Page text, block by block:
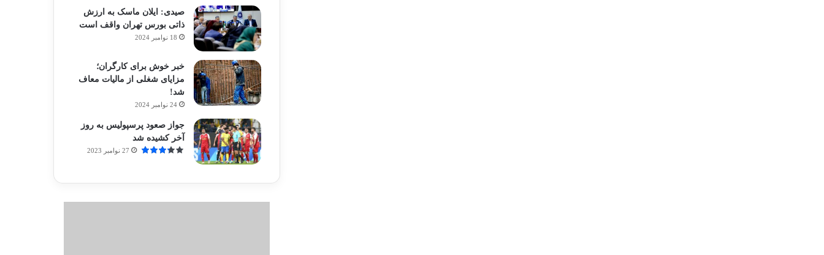
صیدی: ایلان ماسک به ارزش
ذاتی بورس تهران واقف است
18 نوامبر 2024
خبر خوش برای کارگران؛
مزایای شغلی از مالیات معاف
شد!
24 نوامبر 2024
جواز صعود پرسپولیس به روز
آخر کشیده شد
27 نوامبر 2023